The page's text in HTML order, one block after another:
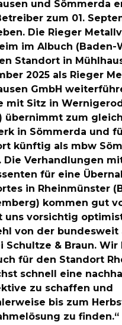
und Sömmerda
zum 01.
Die Rieger
im Albuch (Baden-
Standort in
2025 als Rieger
GmbH
mit Sitz in
übernimmt zum
in Sömmerda und
künftig als mbw
Die Verhandlungen
für eine
in Rheinmünster
kommen gut
uns vorsichtig
von der bundesweit
Schultze & Braun. Wir
für den Standort
schnell eine
zu schaffen und
bis zum
zu finden.“